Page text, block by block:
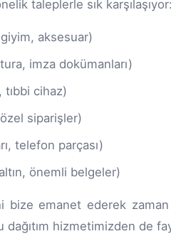
taleplerle sık karşılaşıyor:
aksesuar)
imza dokümanları)
cihaz)
siparişler)
telefon parçası)
önemli belgeler)
emanet ederek
hizmetimizden de